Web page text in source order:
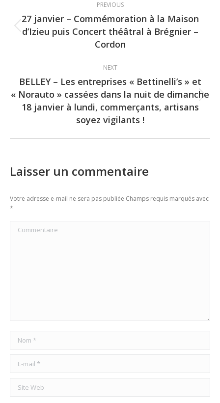
navigation
PREVIOUS
Previous
post:
27 janvier – Commémoration à la Maison
d’Izieu puis Concert théâtral à Brégnier –
Cordon
NEXT
Next
post:
BELLEY – Les entreprises « Bettinelli’s » et
« Norauto » cassées dans la nuit de dimanche
18 janvier à lundi, commerçants, artisans
soyez vigilants !
Laisser un commentaire
Votre adresse e-mail ne sera pas publiée Champs requis marqués avec
*
Commentaire
Nom *
E-mail *
Site Web